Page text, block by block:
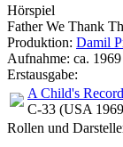
Hörspiel
Father We Thank
Produktion: Damil
Aufnahme: ca. 1969
Erstausgabe:
A Child's
C-33 (USA
Rollen und